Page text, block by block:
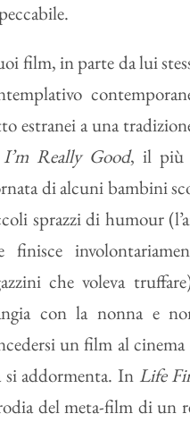
film, in parte da lui
estranei a una
I’m Really Good, il più
di alcuni bambini
sprazzi di humour
finisce
che voleva
con la nonna e
un film al
si addormenta. In Life
del meta-film di un